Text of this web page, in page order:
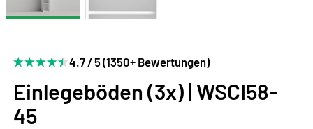
4.7 / 5 (1350+ Bewertungen)
Einlegeböden (3x) | WSCI58-
45